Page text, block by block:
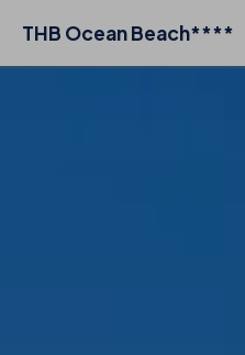
THB Ocean Beach****